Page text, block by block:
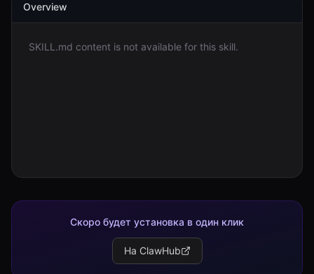
Войти
Начать
Overview
SKILL.md content is not available for this skill.
Скоро будет установка в один клик
На ClawHub